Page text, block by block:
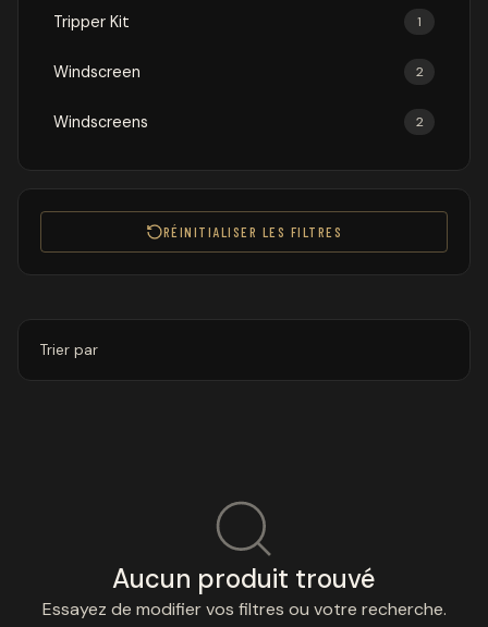
Tripper Kit 1
Windscreen 2
Windscreens 2
RÉINITIALISER LES FILTRES
Trier par
Aucun produit trouvé
Essayez de modifier vos filtres ou votre recherche.